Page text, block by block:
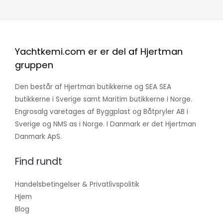
Yachtkemi.com er er del af Hjertman
gruppen
Den består af Hjertman butikkerne og SEA SEA
butikkerne i Sverige samt Maritim butikkerne i Norge.
Engrosalg varetages af Byggplast og Båtpryler AB i
Sverige og NMS as i Norge. I Danmark er det Hjertman
Danmark ApS.
Find rundt
Handelsbetingelser & Privatlivspolitik
Hjem
Blog